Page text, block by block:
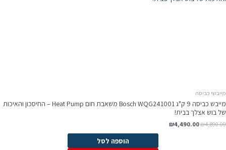
מייבשי כביסה
מייבש כביסה 9 ק"ג Bosch WQG241001 משאבת חום Heat Pump – החיסכון והאיכות
של בוש אצלך בבית!
₪4,890.00
₪4,490.00
הוספה לסל